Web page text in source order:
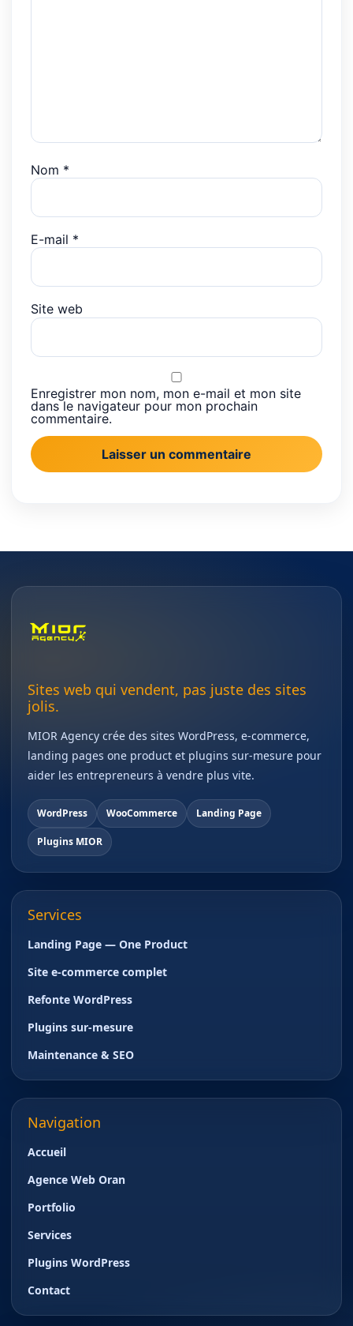
Nom *
E-mail *
Site web
Enregistrer mon nom, mon e-mail et mon site
dans le navigateur pour mon prochain
commentaire.
Sites web qui vendent, pas juste des sites
jolis.
MIOR Agency crée des sites WordPress, e-commerce,
landing pages one product et plugins sur-mesure pour
aider les entrepreneurs à vendre plus vite.
WordPress WooCommerce Landing Page
Plugins MIOR
Services
Landing Page — One Product
Site e-commerce complet
Refonte WordPress
Plugins sur-mesure
Maintenance & SEO
Navigation
Accueil
Agence Web Oran
Portfolio
Services
Plugins WordPress
Contact